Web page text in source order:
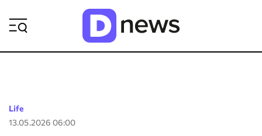
Life
13.05.2026 06:00